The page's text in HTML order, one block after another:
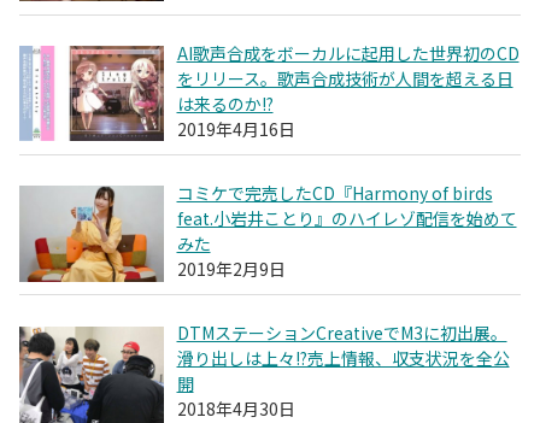
AI歌声合成をボーカルに起用した世界初のCD
をリリース。歌声合成技術が人間を超える日
は来るのか!?
2019年4月16日
コミケで完売したCD『Harmony of birds
feat.小岩井ことり』のハイレゾ配信を始めて
みた
2019年2月9日
DTMステーションCreativeでM3に初出展。
滑り出しは上々!?売上情報、収支状況を全公
開
2018年4月30日